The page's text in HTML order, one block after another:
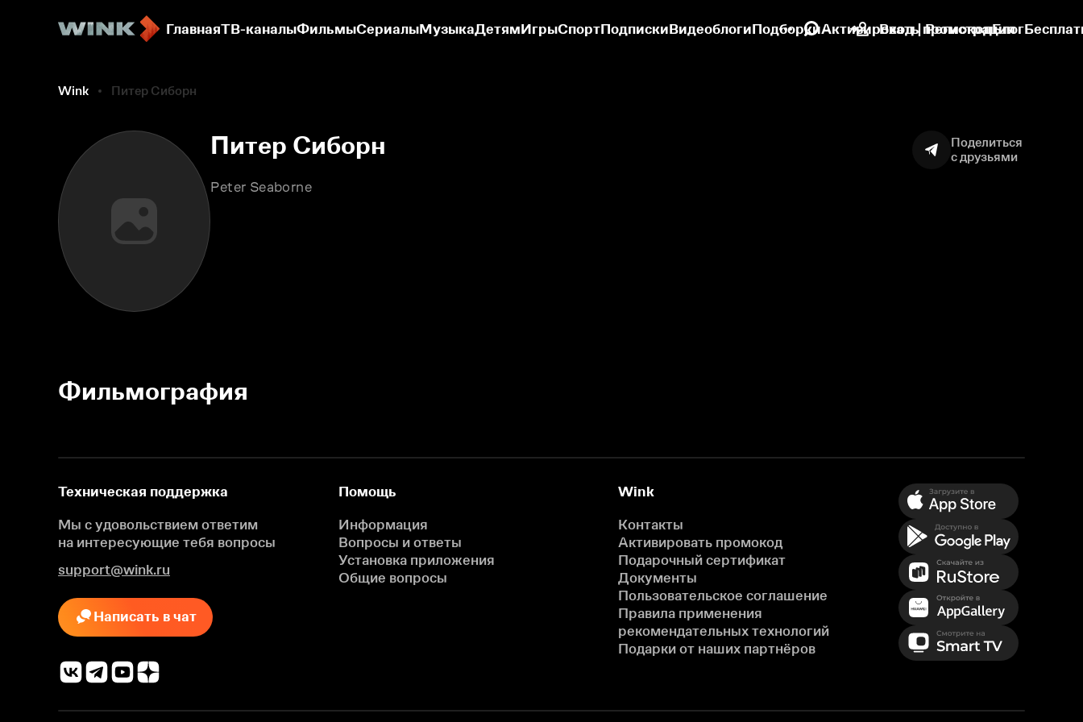
ГлавнаяТВ-каналыФильмыСериалыМузыкаДетямИгрыСпортПодпискиВидеоблогиПодборкиАктивировать промокодБлог
Вход | Регистрация
Wink Питер Сиборн
Питер Сиборн
Peter Seaborne
Поделиться
с друзьями
Фильмография
Техническая поддержка
Мы с удовольствием ответим
на интересующие тебя вопросы
support@wink.ru
Написать в чат
Помощь
Информация
Вопросы и ответы
Установка приложения
Общие вопросы
Wink
Контакты
Активировать промокод
Подарочный сертификат
Документы
Пользовательское соглашение
Правила применения
рекомендательных технологий
Подарки от наших партнёров